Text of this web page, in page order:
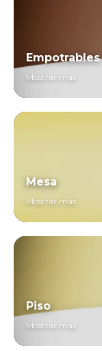
Empotrables
Mostrar más
Mesa
Mostrar más
Piso
Mostrar más